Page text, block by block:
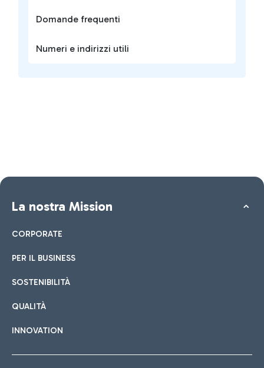
Domande frequenti
Numeri e indirizzi utili
La nostra Mission
CORPORATE
PER IL BUSINESS
SOSTENIBILITÀ
QUALITÀ
INNOVATION